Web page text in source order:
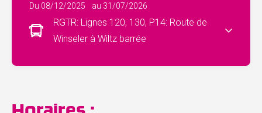
Du 08/12/2025 au 31/07/2026
RGTR: Lignes 120, 130, P14: Route de
Winseler à Wiltz barrée